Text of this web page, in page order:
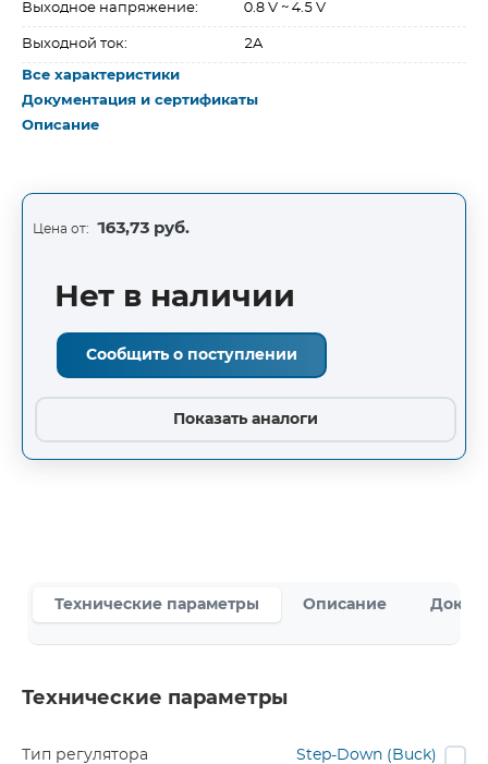
Выходное напряжение: 0.8 V ~ 4.5 V
Выходной ток: 2A
Все характеристики
Документация и сертификаты
Описание
Цена от: 163,73 руб.
Нет в наличии
Сообщить о поступлении
Показать аналоги
Технические параметры Описание
Технические параметры
Тип регулятора Step-Down (Buck)